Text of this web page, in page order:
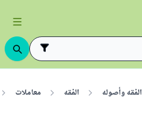
الفقه وأصوله الفقه معاملات